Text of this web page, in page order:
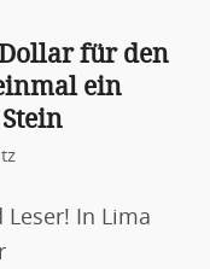
für den
ein
Leser! In Lima